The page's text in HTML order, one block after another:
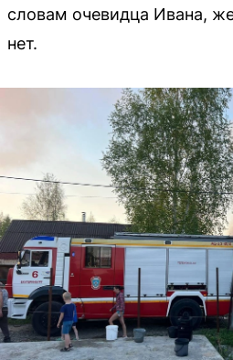
словам очевидца Ивана,
нет.